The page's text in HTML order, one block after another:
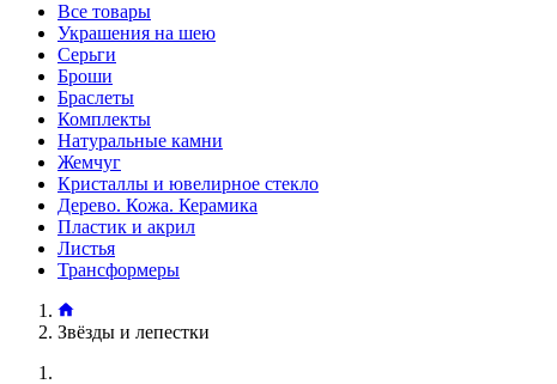
Все товары
Украшения на шею
Серьги
Броши
Браслеты
Комплекты
Натуральные камни
Жемчуг
Кристаллы и ювелирное стекло
Дерево. Кожа. Керамика
Пластик и акрил
Листья
Трансформеры
Звёзды и лепестки